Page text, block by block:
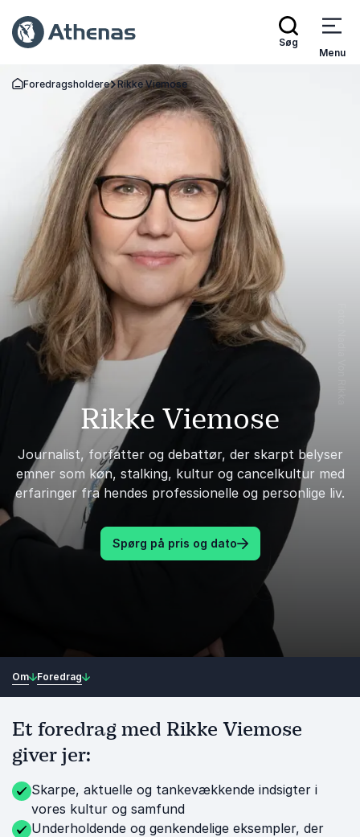
Søg
Menu
Tilbage til forsiden
Foredragsholdere Rikke Viemose
Rikke Viemose
Journalist, forfatter og debattør, der skarpt belyser
emner som køn, stalking, kultur og cancelkultur med
erfaringer fra hendes professionelle og personlige liv.
Spørg på pris og dato
Foto: Nadia Von Rikka
Om Foredrag
Et foredrag med Rikke Viemose
giver jer:
Skarpe, aktuelle og tankevækkende indsigter i
vores kultur og samfund
Underholdende og genkendelige eksempler, der